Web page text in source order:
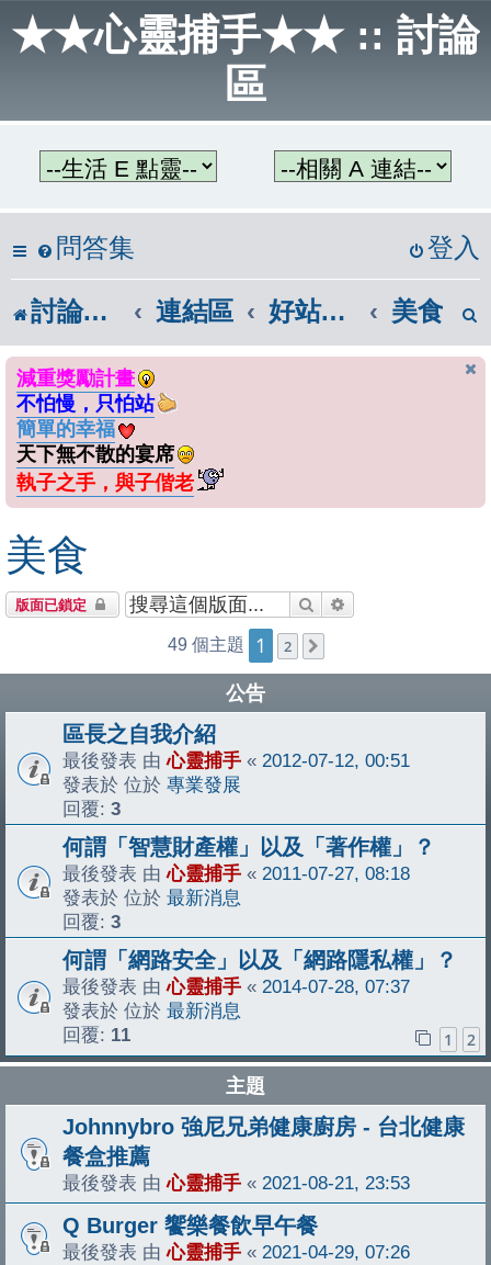
★★心靈捕手★★ :: 討論
區
問答集 登入
討論區首頁 連結區 好站連結 美食
減重獎勵計畫
不怕慢，只怕站
簡單的幸福
天下無不散的宴席
執子之手，與子偕老
美食
版面已鎖定 搜尋
49 個主題 1 2
公告
區長之自我介紹
最後發表 由心靈捕手 « 2012-07-12, 00:51
發表於 位於 專業發展
回覆: 3
何謂「智慧財產權」以及「著作權」？
最後發表 由心靈捕手 « 2011-07-27, 08:18
發表於 位於 最新消息
回覆: 3
何謂「網路安全」以及「網路隱私權」？
最後發表 由心靈捕手 « 2014-07-28, 07:37
發表於 位於 最新消息
回覆: 11 1 2
主題
Johnnybro 強尼兄弟健康廚房 - 台北健康
餐盒推薦
最後發表 由心靈捕手 « 2021-08-21, 23:53
Q Burger 饗樂餐飲早午餐
最後發表 由心靈捕手 « 2021-04-29, 07:26